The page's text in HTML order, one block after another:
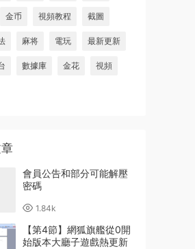
bogon yum.repos.d] #mv *&nb
金币 視頻教程 截圖
麻将 電玩 最新更新
數據庫 金花 視頻
會員公告和部分可能解壓
密碼
1.84k
【第4節】網狐旗艦從0開
始版本大廳子遊戲熱更新